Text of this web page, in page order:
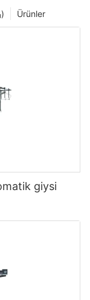
Ürünler
giysi